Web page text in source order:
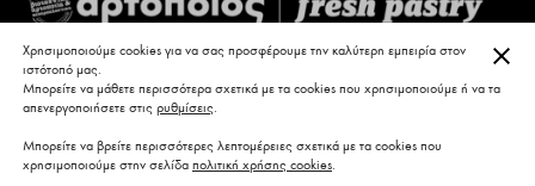
Χρησιμοποιούμε cookies για να σας προσφέρουμε την καλύτερη εμπειρία στον
ιστότοπό μας.
Μπορείτε να μάθετε περισσότερα σχετικά με τα cookies που χρησιμοποιούμε ή να τα
απενεργοποιήσετε στις ρυθμίσεις.
Μπορείτε να βρείτε περισσότερες λεπτομέρειες σχετικά με τα cookies που
χρησιμοποιούμε στην σελίδα πολιτική χρήσης cookies.